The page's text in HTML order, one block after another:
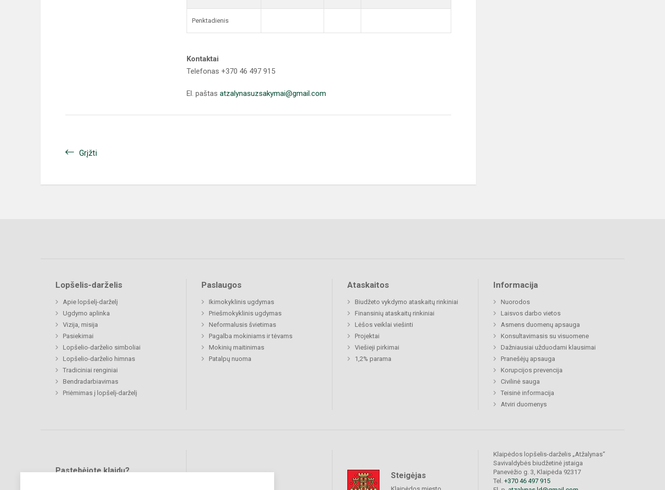
Penktadienis
Kontaktai
Telefonas +370 46 497 915
El. paštas atzalynasuzsakymai@gmail.com
Grįžti
Lopšelis-darželis
Apie lopšelį-darželį
Ugdymo aplinka
Vizija, misija
Pasiekimai
Lopšelio-darželio simboliai
Lopšelio-darželio himnas
Tradiciniai renginiai
Bendradarbiavimas
Priėmimas į lopšelį-darželį
Paslaugos
Ikimokyklinis ugdymas
Priešmokyklinis ugdymas
Neformalusis švietimas
Pagalba mokiniams ir tėvams
Mokinių maitinimas
Patalpų nuoma
Ataskaitos
Biudžeto vykdymo ataskaitų rinkiniai
Finansinių ataskaitų rinkiniai
Lėšos veiklai viešinti
Projektai
Viešieji pirkimai
1,2% parama
Informacija
Nuorodos
Laisvos darbo vietos
Asmens duomenų apsauga
Konsultavimasis su visuomene
Dažniausiai užduodami klausimai
Pranešėjų apsauga
Korupcijos prevencija
Civilinė sauga
Teisinė informacija
Atviri duomenys
Pastebėjote klaidų?
Steigėjas
Klaipėdos lopšelis-darželis „Atžalynas“
Savivaldybės biudžetinė įstaiga
Panevėžio g. 3, Klaipėda 92317
Tel. +370 46 497 915